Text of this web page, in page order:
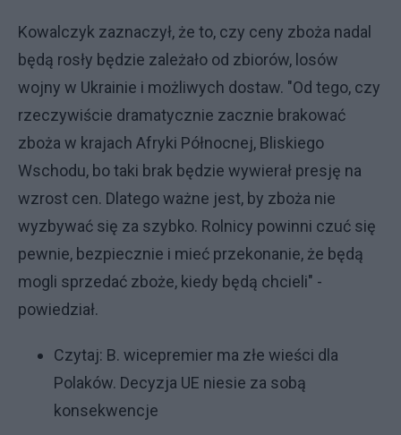
Kowalczyk zaznaczył, że to, czy ceny zboża nadal
będą rosły będzie zależało od zbiorów, losów
wojny w Ukrainie i możliwych dostaw. "Od tego, czy
rzeczywiście dramatycznie zacznie brakować
zboża w krajach Afryki Północnej, Bliskiego
Wschodu, bo taki brak będzie wywierał presję na
wzrost cen. Dlatego ważne jest, by zboża nie
wyzbywać się za szybko. Rolnicy powinni czuć się
pewnie, bezpiecznie i mieć przekonanie, że będą
mogli sprzedać zboże, kiedy będą chcieli" -
powiedział.
Czytaj: B. wicepremier ma złe wieści dla
Polaków. Decyzja UE niesie za sobą
konsekwencje